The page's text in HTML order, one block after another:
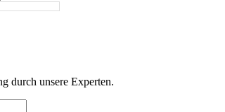
durch unsere Experten.